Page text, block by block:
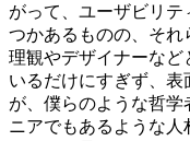
がって、ユーザビリ
つかあるものの、そ
理観やデザイナーなど
いるだけにすぎず、
が、僕らのような哲
ニアでもあるような